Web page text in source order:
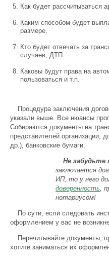
Как будет рассчитываться
Каким способом будет
размере.
Кто будет отвечать за
случаев, ДТП.
Каковы будут права на
пользоваться и т.п.
Процедура заключения
указали выше. Все нюансы
Собираются документы на
представителей организации,
др.), банковские бумаги.
Не забудьте
заключается
ИП, то у него
доверенность,
нотариусом!
По сути, если следовать
оформлением у вас не
Перечитывайте документы,
хотите заниматься их